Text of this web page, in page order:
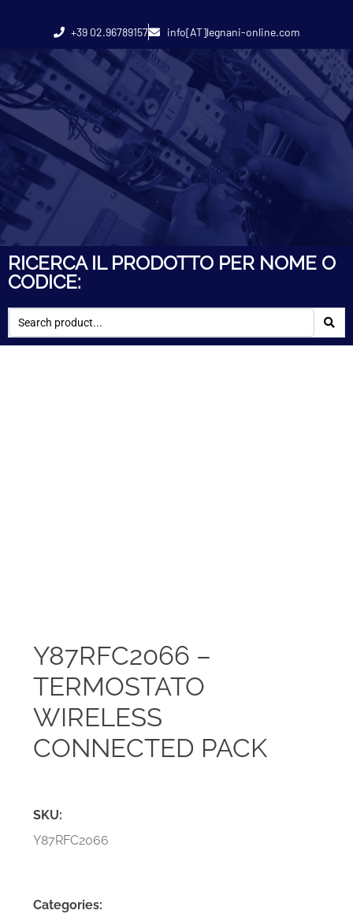
+39 02.96789157 info[AT]legnani-online.com
RICERCA IL PRODOTTO PER NOME O
CODICE:
Y87RFC2066 –
TERMOSTATO
WIRELESS
CONNECTED PACK
SKU:
Y87RFC2066
Categories: